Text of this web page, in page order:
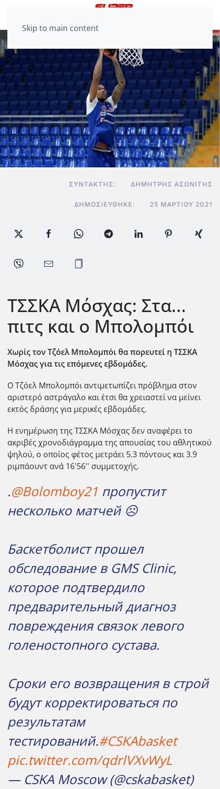
Skip to main content
ΣΥΝΤΆΚΤΗΣ: ΔΗΜΉΤΡΗΣ ΑΣΩΝΊΤΗΣ
ΔΗΜΟΣΙΕΎΘΗΚΕ: 25 ΜΑΡΤΊΟΥ 2021
ΤΣΣΚΑ Μόσχας: Στα...
πιτς και ο Μπολομπόι
Χωρίς τον Τζόελ Μπολομπόι θα πορευτεί η ΤΣΣΚΑ
Μόσχας για τις επόμενες εβδομάδες.
Ο Τζόελ Μπολομπόι αντιμετωπίζει πρόβλημα στον
αριστερό αστράγαλο και έτσι θα χρειαστεί να μείνει
εκτός δράσης για μερικές εβδομάδες.
Η ενημέρωση της ΤΣΣΚΑ Μόσχας δεν αναφέρει το
ακριβές χρονοδιάγραμμα της απουσίας του αθλητικού
ψηλού, ο οποίος φέτος μετράει 5.3 πόντους και 3.9
ριμπάουντ ανά 16'56'' συμμετοχής.
.@Bolomboy21 пропустит
несколько матчей ☹️
Баскетболист прошел
обследование в GMS Clinic,
которое подтвердило
предварительный диагноз
повреждения связок левого
голеностопного сустава.
Сроки его возвращения в строй
будут корректироваться по
результатам
тестирований.#CSKAbasket
pic.twitter.com/qdrlVXvWyL
— CSKA Moscow (@cskabasket)